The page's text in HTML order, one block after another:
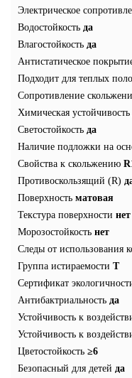
Электрическое
Водостойкость да
Влагостойкость да
Антистатическое
Подходит для теплых
Сопротивление
Химическая устойчивость
Светостойкость да
Наличие подложки на
Свойства к скольжению
Противоскользящий (R)
Поверхность матовая
Текстура поверхности нет
Морозостойкость нет
Следы от использования
Группа истираемости T
Сертификат
Антибактриальность да
Устойчивость к
Устойчивость к
Цветостойкость ≥6
Безопасный для детей да